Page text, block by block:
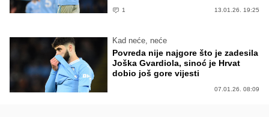
1 13.01.26. 19:25
Kad neće, neće
Povreda nije najgore što je zadesila
Joška Gvardiola, sinoć je Hrvat
dobio još gore vijesti
07.01.26. 08:09